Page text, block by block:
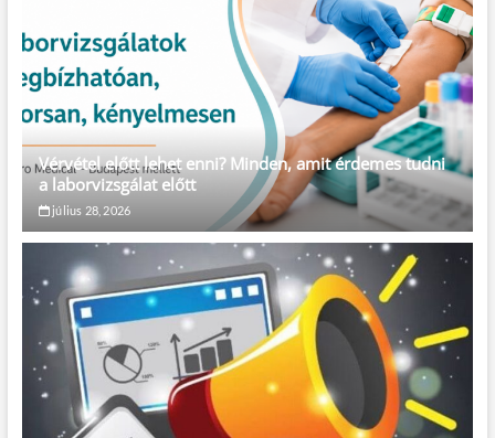
Vérvétel előtt lehet enni? Minden, amit érdemes tudni
a laborvizsgálat előtt
július 28, 2026